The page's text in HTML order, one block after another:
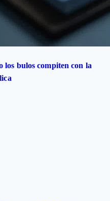
los bulos compiten con la